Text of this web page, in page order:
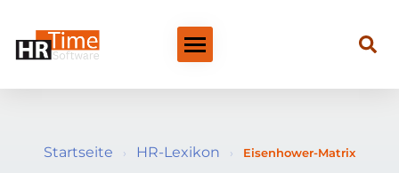
Startseite › HR-Lexikon › Eisenhower-Matrix